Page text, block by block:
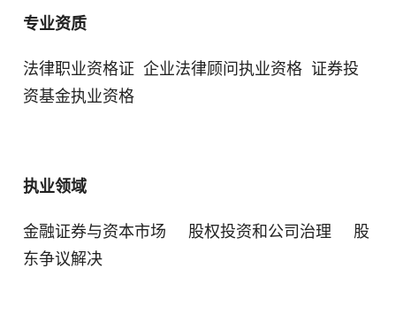
专业资质
法律职业资格证 企业法律顾问执业资格 证券投
资基金执业资格
执业领域
金融证券与资本市场 股权投资和公司治理 股
东争议解决